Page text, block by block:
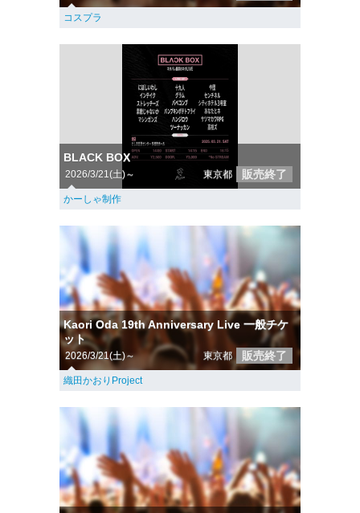
コスプラ
BLACK BOX
2026/3/21(土)～ 東京都 販売終了
かーしゃ制作
Kaori Oda 19th Anniversary Live 一般チケ
ット
2026/3/21(土)～ 東京都 販売終了
織田かおりProject